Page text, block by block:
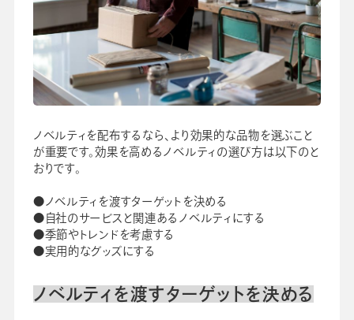
ノベルティを配布するなら、より効果的な品物を選ぶこと
が重要です。効果を高めるノベルティの選び方は以下のと
おりです。
●ノベルティを渡すターゲットを決める
●自社のサービスと関連あるノベルティにする
●季節やトレンドを考慮する
●実用的なグッズにする
ノベルティを渡すターゲットを決める